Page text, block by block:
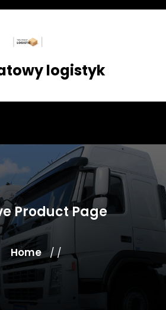
logistyk
Product Page
Home / /